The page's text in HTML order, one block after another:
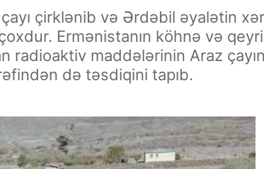
çirklənib və Ərdəbil əyalətin
Ermənistanın köhnə və
maddələrinin Araz
də təsdiqini tapıb.